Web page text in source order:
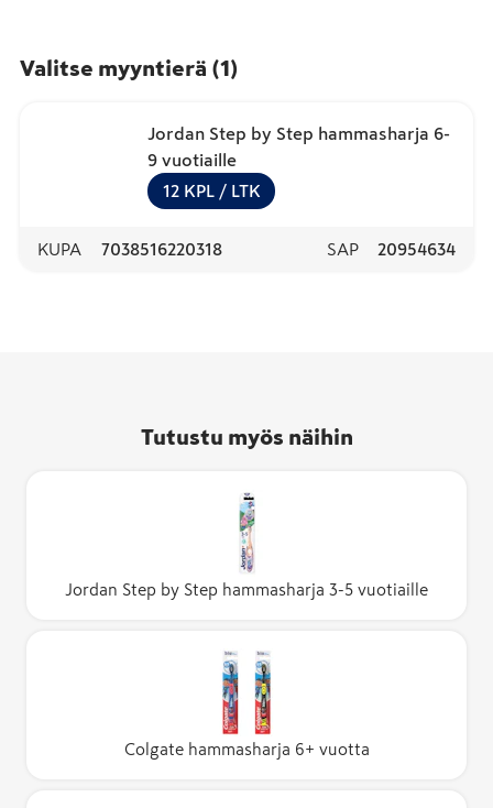
Valitse myyntierä (1)
Jordan Step by Step hammasharja 6-
9 vuotiaille
12 KPL / LTK
KUPA 7038516220318 SAP 20954634
Tutustu myös näihin
Jordan Step by Step hammasharja 3-5 vuotiaille
Colgate hammasharja 6+ vuotta